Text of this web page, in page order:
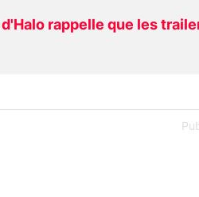
rappelle que les